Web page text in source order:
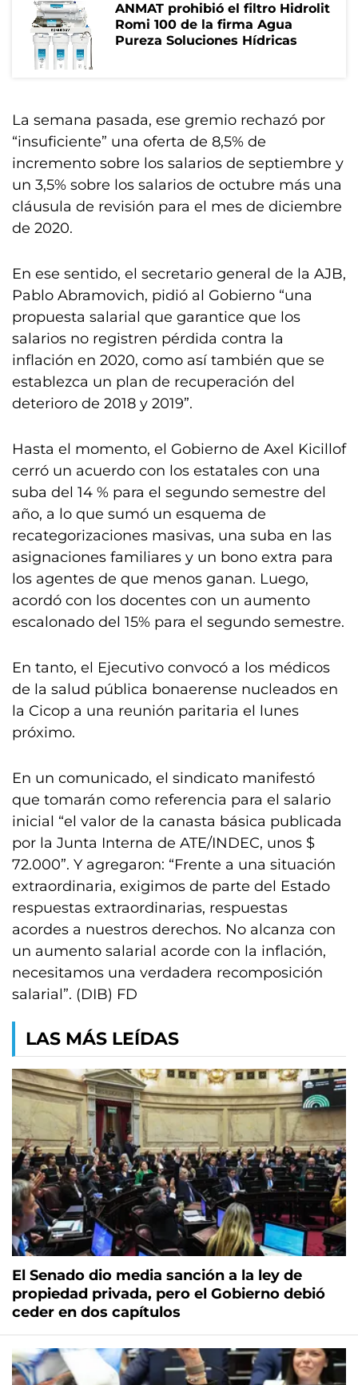
ANMAT prohibió el filtro Hidrolit
Romi 100 de la firma Agua
Pureza Soluciones Hídricas
La semana pasada, ese gremio rechazó por
“insuficiente” una oferta de 8,5% de
incremento sobre los salarios de septiembre y
un 3,5% sobre los salarios de octubre más una
cláusula de revisión para el mes de diciembre
de 2020.
En ese sentido, el secretario general de la AJB,
Pablo Abramovich, pidió al Gobierno “una
propuesta salarial que garantice que los
salarios no registren pérdida contra la
inflación en 2020, como así también que se
establezca un plan de recuperación del
deterioro de 2018 y 2019”.
Hasta el momento, el Gobierno de Axel Kicillof
cerró un acuerdo con los estatales con una
suba del 14 % para el segundo semestre del
año, a lo que sumó un esquema de
recategorizaciones masivas, una suba en las
asignaciones familiares y un bono extra para
los agentes de que menos ganan. Luego,
acordó con los docentes con un aumento
escalonado del 15% para el segundo semestre.
En tanto, el Ejecutivo convocó a los médicos
de la salud pública bonaerense nucleados en
la Cicop a una reunión paritaria el lunes
próximo.
En un comunicado, el sindicato manifestó
que tomarán como referencia para el salario
inicial “el valor de la canasta básica publicada
por la Junta Interna de ATE/INDEC, unos $
72.000”. Y agregaron: “Frente a una situación
extraordinaria, exigimos de parte del Estado
respuestas extraordinarias, respuestas
acordes a nuestros derechos. No alcanza con
un aumento salarial acorde con la inflación,
necesitamos una verdadera recomposición
salarial”. (DIB) FD
LAS MÁS LEÍDAS
El Senado dio media sanción a la ley de
propiedad privada, pero el Gobierno debió
ceder en dos capítulos